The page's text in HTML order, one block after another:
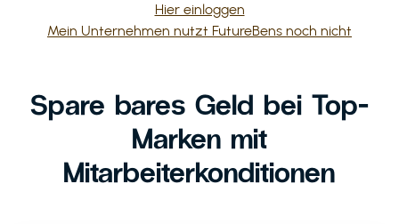
Hier einloggen
Mein Unternehmen nutzt FutureBens noch nicht
Spare bares Geld bei Top-
Marken mit
Mitarbeiterkonditionen